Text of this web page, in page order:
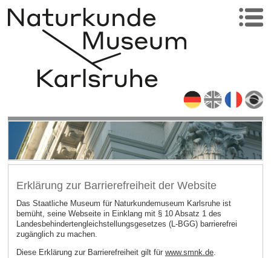
Erklärung zur Barrierefreiheit der Website
Das Staatliche Museum für Naturkundemuseum Karlsruhe ist
bemüht, seine Webseite in Einklang mit § 10 Absatz 1 des
Landesbehindertengleichstellungsgesetzes (L-BGG) barrierefrei
zugänglich zu machen.
Diese Erklärung zur Barrierefreiheit gilt für www.smnk.de.